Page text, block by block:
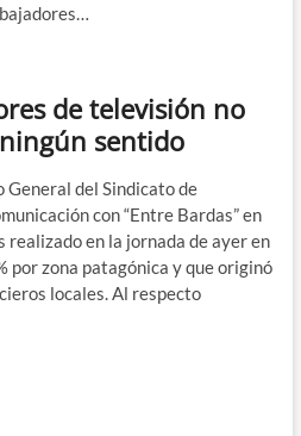
de televisión no
sentido
del Sindicato de
con “Entre Bardas” en
realizado en la jornada de ayer en
por zona patagónica y que originó
locales. Al respecto